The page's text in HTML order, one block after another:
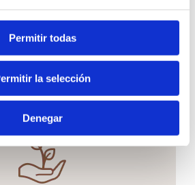
Permitir todas
la selección
Denegar
hacer el pedido?
pedido hasta 30 días antes de tu
quedarte tranquilo y anticiparte
sin problema!! Podrás agregar